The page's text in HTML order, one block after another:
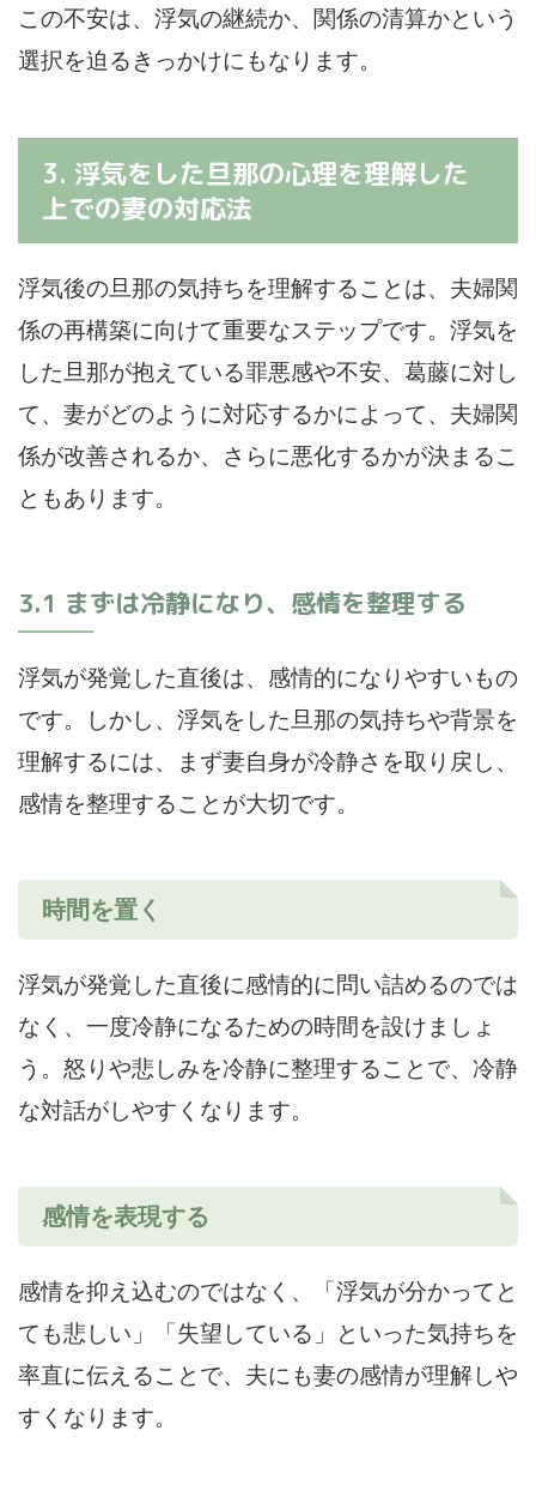
この不安は、浮気の継続か、関係の清算かという
選択を迫るきっかけにもなります。
3. 浮気をした旦那の心理を理解した
上での妻の対応法
浮気後の旦那の気持ちを理解することは、夫婦関
係の再構築に向けて重要なステップです。浮気を
した旦那が抱えている罪悪感や不安、葛藤に対し
て、妻がどのように対応するかによって、夫婦関
係が改善されるか、さらに悪化するかが決まるこ
ともあります。
3.1 まずは冷静になり、感情を整理する
浮気が発覚した直後は、感情的になりやすいもの
です。しかし、浮気をした旦那の気持ちや背景を
理解するには、まず妻自身が冷静さを取り戻し、
感情を整理することが大切です。
時間を置く
浮気が発覚した直後に感情的に問い詰めるのでは
なく、一度冷静になるための時間を設けましょ
う。怒りや悲しみを冷静に整理することで、冷静
な対話がしやすくなります。
感情を表現する
感情を抑え込むのではなく、「浮気が分かってと
ても悲しい」「失望している」といった気持ちを
率直に伝えることで、夫にも妻の感情が理解しや
すくなります。